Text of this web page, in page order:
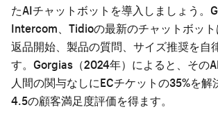
たAIチャットボットを導入しましょう。
Intercom、Tidioの最新のチャットボット
返品開始、製品の質問、サイズ推奨を自
す。Gorgias（2024年）によると、その
人間の関与なしにECチケットの35%を解
4.5の顧客満足度評価を得ます。